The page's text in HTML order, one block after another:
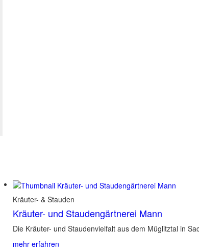
Kräuter- & Stauden
Kräuter- und Staudengärtnerei Mann
Die Kräuter- und Staudenvielfalt aus dem Müglitztal in
mehr erfahren